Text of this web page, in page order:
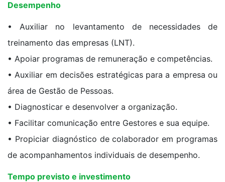
Desempenho
• Auxiliar no levantamento de necessidades de
treinamento das empresas (LNT).
• Apoiar programas de remuneração e competências.
• Auxiliar em decisões estratégicas para a empresa ou
área de Gestão de Pessoas.
• Diagnosticar e desenvolver a organização.
• Facilitar comunicação entre Gestores e sua equipe.
• Propiciar diagnóstico de colaborador em programas
de acompanhamentos individuais de desempenho.
Tempo previsto e investimento